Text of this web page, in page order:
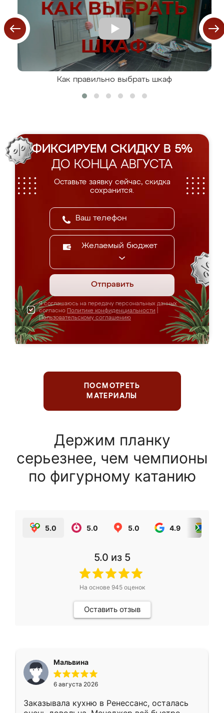
Как правильно выбрать шкаф
ФИКСИРУЕМ СКИДКУ В 5%
ДО КОНЦА АВГУСТА
Оставьте заявку сейчас, скидка
сохранится.
Желаемый бюджет
Отправить
Я соглашаюсь на передачу персональных данных
согласно Политике конфиденциальности
Пользовательскому соглашению
ПОСМОТРЕТЬ
МАТЕРИАЛЫ
Держим планку
серьезнее, чем чемпионы
по фигурному катанию
5.0 5.0 5.0 4.9
5.0 из 5
На основе 945оценок
Оставить отзыв
Мальвина
6 августа 2026
Заказывала кухню в Ренессанс, осталась